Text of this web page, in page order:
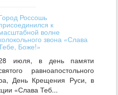
Россошь
к
волне
звона «Слава
Боже!»
июля, в день памяти
равноапостольного
День Крещения Руси, в
«Слава Теб...